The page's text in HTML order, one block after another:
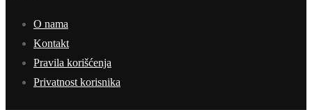
O nama
Kontakt
Pravila korišćenja
Privatnost korisnika